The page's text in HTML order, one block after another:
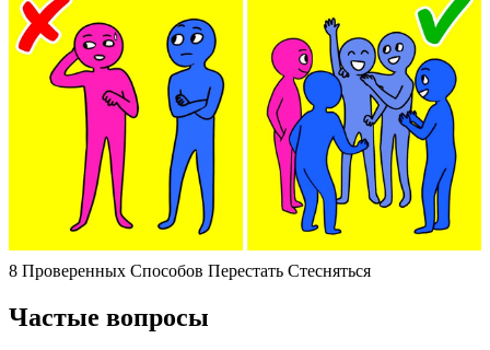
8 Проверенных Способов Перестать Стесняться
Частые вопросы